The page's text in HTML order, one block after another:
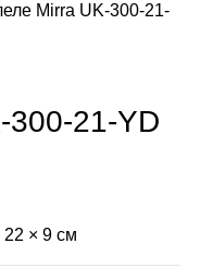
Mirra UK-300-21-
300-21-YD
22 × 9 см